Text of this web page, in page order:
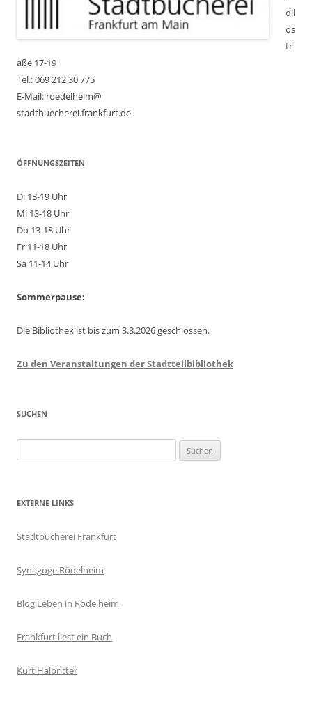
dil
os
tr
aße 17-19
Tel.: 069 212 30 775
E-Mail: roedelheim@
stadtbuecherei.frankfurt.de
ÖFFNUNGSZEITEN
Di 13-19 Uhr
Mi 13-18 Uhr
Do 13-18 Uhr
Fr 11-18 Uhr
Sa 11-14 Uhr
Sommerpause:
Die Bibliothek ist bis zum 3.8.2026 geschlossen.
Zu den Veranstaltungen der Stadtteilbibliothek
SUCHEN
nach:
EXTERNE LINKS
Stadtbücherei Frankfurt
Synagoge Rödelheim
Blog Leben in Rödelheim
Frankfurt liest ein Buch
Kurt Halbritter